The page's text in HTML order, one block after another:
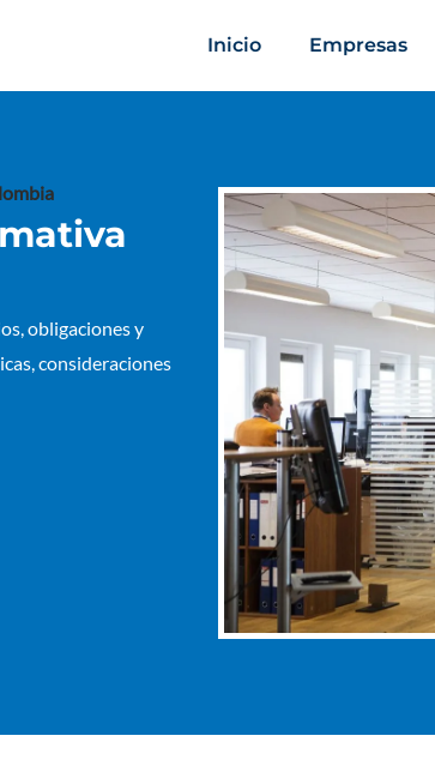
Inicio Empresas
obligaciones y
consideraciones